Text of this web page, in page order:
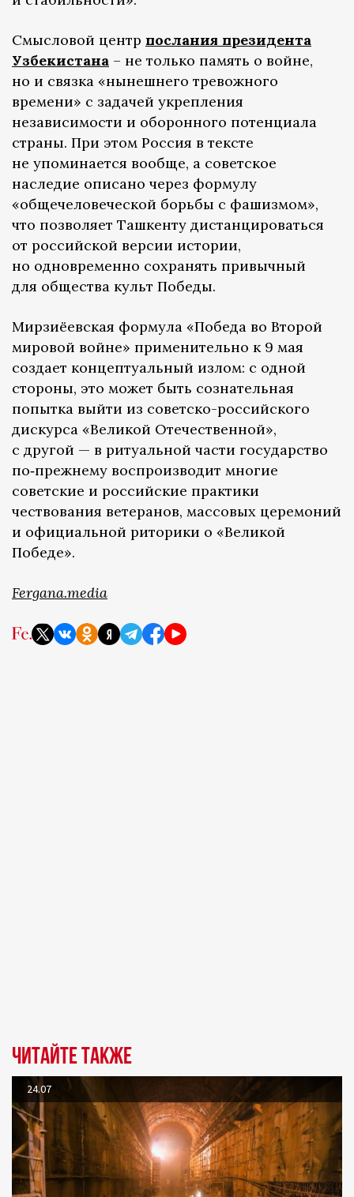
Смысловой центр послания президента
Узбекистана – не только память о войне,
но и связка «нынешнего тревожного
времени» с задачей укрепления
независимости и оборонного потенциала
страны. При этом Россия в тексте
не упоминается вообще, а советское
наследие описано через формулу
«общечеловеческой борьбы с фашизмом»,
что позволяет Ташкенту дистанцироваться
от российской версии истории,
но одновременно сохранять привычный
для общества культ Победы.
Мирзиёевская формула «Победа во Второй
мировой войне» применительно к 9 мая
создает концептуальный излом: с одной
стороны, это может быть сознательная
попытка выйти из советско-российского
дискурса «Великой Отечественной»,
с другой — в ритуальной части государство
по‑прежнему воспроизводит многие
советские и российские практики
чествования ветеранов, массовых церемоний
и официальной риторики о «Великой
Победе».
Fergana.media
Читайте также
24.07